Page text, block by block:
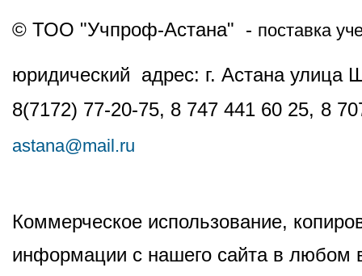
© ТОО "Учпроф-Астана" - поставка
юридический адрес: г. Астана
8(7172) 77-20-75, 8 747 441 60 25, 8
astana@mail.ru
Коммерческое использование,
информации с нашего сайта в любом